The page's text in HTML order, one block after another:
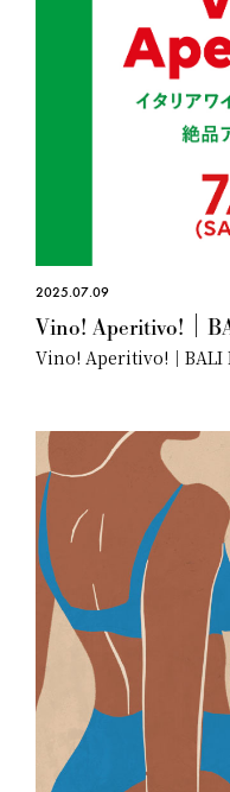
2025.07.09
Vino! Aperitivo!｜
Vino! Aperitivo!｜BALI